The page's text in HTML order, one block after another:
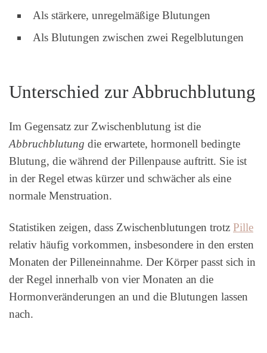
Als stärkere, unregelmäßige Blutungen
Als Blutungen zwischen zwei Regelblutungen
Unterschied zur Abbruchblutung
Im Gegensatz zur Zwischenblutung ist die
Abbruchblutung die erwartete, hormonell bedingte
Blutung, die während der Pillenpause auftritt. Sie ist
in der Regel etwas kürzer und schwächer als eine
normale Menstruation.
Statistiken zeigen, dass Zwischenblutungen trotz Pille
relativ häufig vorkommen, insbesondere in den ersten
Monaten der Pilleneinnahme. Der Körper passt sich in
der Regel innerhalb von vier Monaten an die
Hormonveränderungen an und die Blutungen lassen
nach.